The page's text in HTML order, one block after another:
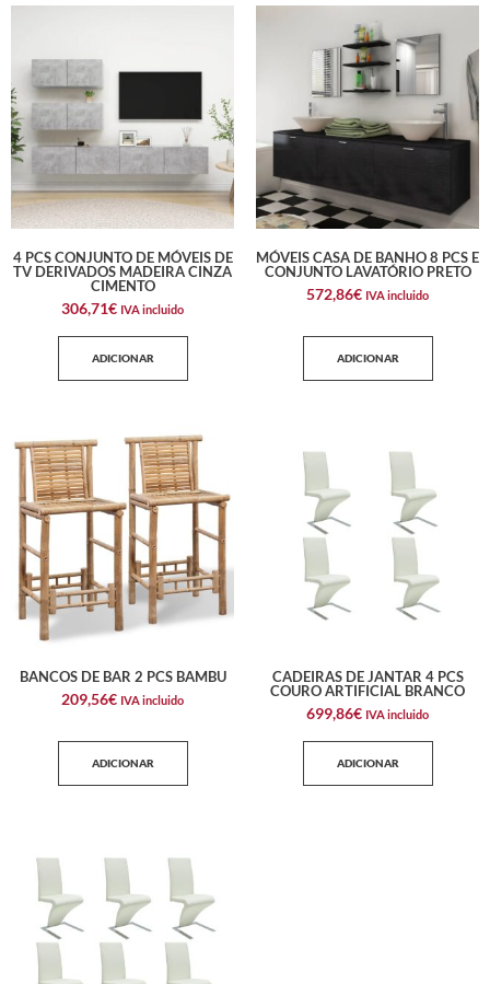
4 PCS CONJUNTO DE MÓVEIS DE
TV DERIVADOS MADEIRA CINZA
CIMENTO
306,71€ IVA incluido
ADICIONAR
MÓVEIS CASA DE BANHO 8 PCS E
CONJUNTO LAVATÓRIO PRETO
572,86€ IVA incluido
ADICIONAR
BANCOS DE BAR 2 PCS BAMBU
209,56€ IVA incluido
ADICIONAR
CADEIRAS DE JANTAR 4 PCS
COURO ARTIFICIAL BRANCO
699,86€ IVA incluido
ADICIONAR